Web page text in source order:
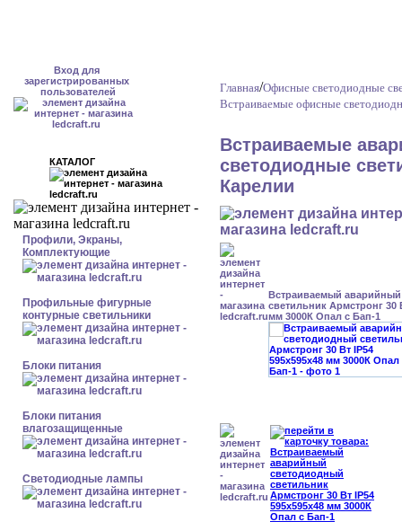
Вход для
зарегистрированных
пользователей
КАТАЛОГ
Профили, Экраны,
Комплектующие
Профильные фигурные
контурные светильники
Блоки питания
Блоки питания
влагозащищенные
Светодиодные лампы
Главная/Офисные светодиодные
Встраиваемые офисные
Встраиваемые
светодиодные
Карелии
Встраиваемый
светильник Армстронг 30
мм 3000К Опал с Бап-1